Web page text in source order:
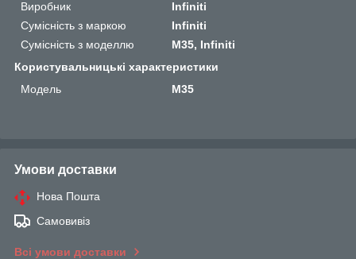
Виробник
Infiniti
Сумісність з маркою
Infiniti
Сумісність з моделлю
M35, Infiniti
Користувальницькі характеристики
Мoдель
M35
Умови доставки
Нова Пошта
Самовивіз
Всі умови доставки